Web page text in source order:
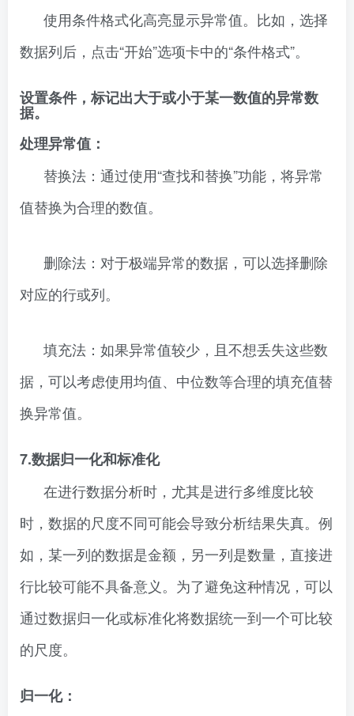
使用条件格式化高亮显示异常值。比如，选择
数据列后，点击“开始”选项卡中的“条件格式”。
设置条件，标记出大于或小于某一数值的异常数
据。
处理异常值：
替换法：通过使用“查找和替换”功能，将异常
值替换为合理的数值。
删除法：对于极端异常的数据，可以选择删除
对应的行或列。
填充法：如果异常值较少，且不想丢失这些数
据，可以考虑使用均值、中位数等合理的填充值替
换异常值。
7.数据归一化和标准化
在进行数据分析时，尤其是进行多维度比较
时，数据的尺度不同可能会导致分析结果失真。例
如，某一列的数据是金额，另一列是数量，直接进
行比较可能不具备意义。为了避免这种情况，可以
通过数据归一化或标准化将数据统一到一个可比较
的尺度。
归一化：